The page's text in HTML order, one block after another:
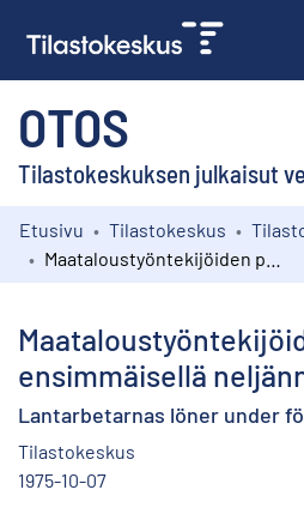
OTOS
Tilastokeskuksen julkaisut
Kokoelmat
Etusivu Tilastokeskus
ensimmäisellä
Lantarbetarnas löner under
Tilastokeskus
1975-10-07